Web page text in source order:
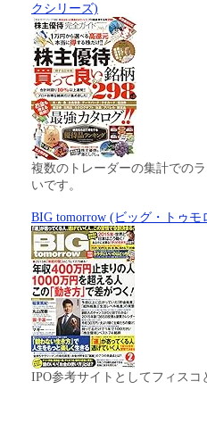
クシリーズ)
複数のトレーダーの集計での
いです。
BIG tomorrow (ビッグ・トゥモ
IPO参考サイトとしてフィスコ